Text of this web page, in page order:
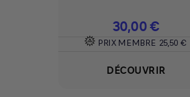
Prix
30,00 €
PRIX MEMBRE 25,50 €
DÉCOUVRIR